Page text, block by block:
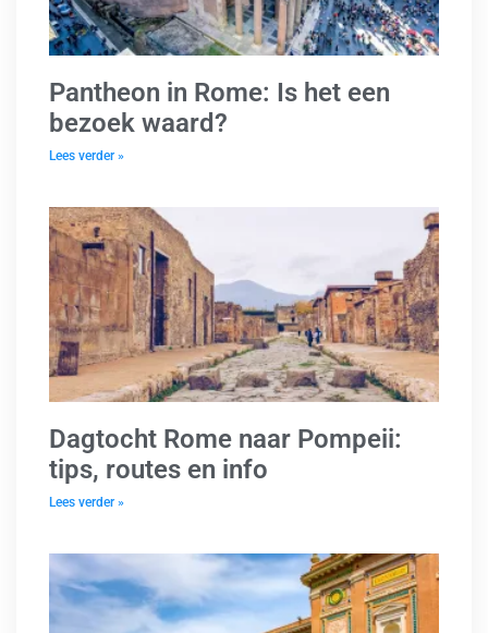
Pantheon in Rome: Is het een
bezoek waard?
Lees verder »
Dagtocht Rome naar Pompeii:
tips, routes en info
Lees verder »